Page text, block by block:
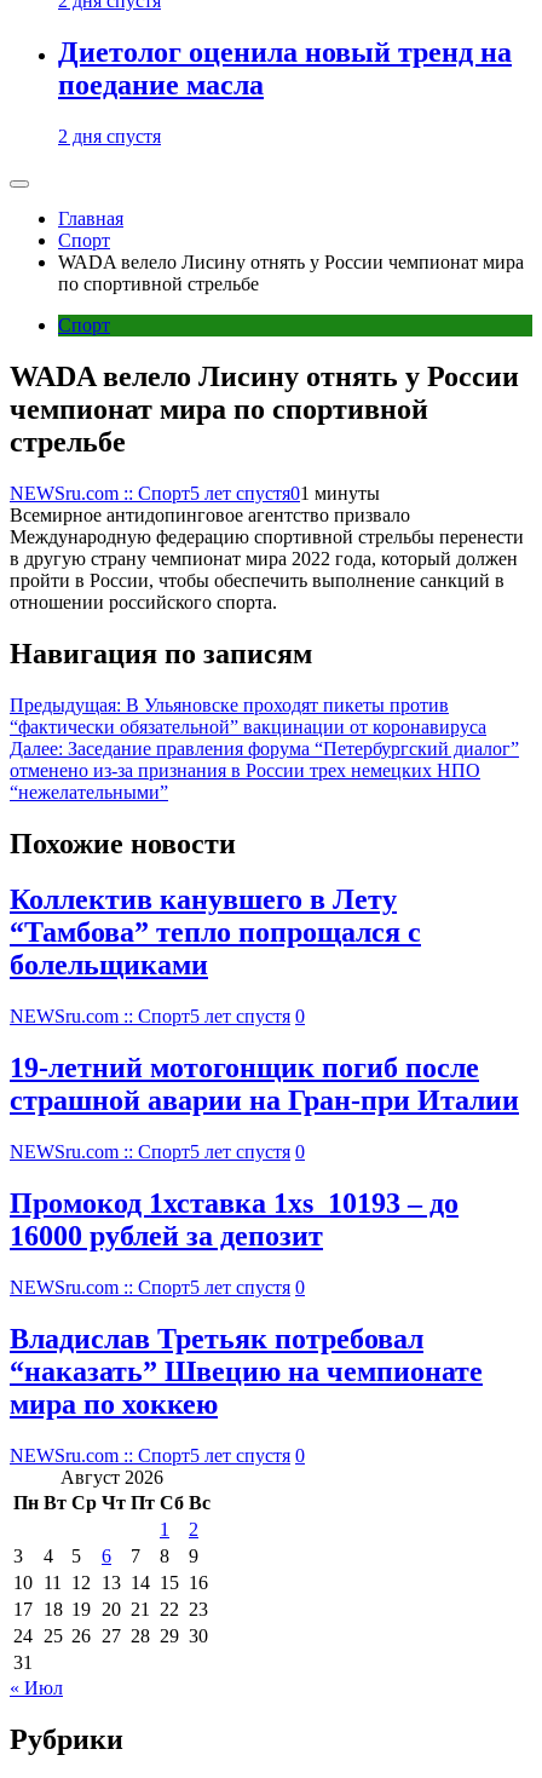
Диетолог оценила новый тренд на
поедание масла
2 дня спустя
Главная
Спорт
WADA велело Лисину отнять у России чемпионат мира
по спортивной стрельбе
Спорт
WADA велело Лисину отнять у России
чемпионат мира по спортивной
стрельбе
NEWSru.com :: Спорт5 лет спустя01 минуты
Всемирное антидопинговое агентство призвало
Международную федерацию спортивной стрельбы перенести
в другую страну чемпионат мира 2022 года, который должен
пройти в России, чтобы обеспечить выполнение санкций в
отношении российского спорта.
Навигация по записям
Предыдущая: В Ульяновске проходят пикеты против
“фактически обязательной” вакцинации от коронавируса
Далее: Заседание правления форума “Петербургский диалог”
отменено из-за признания в России трех немецких НПО
“нежелательными”
Похожие новости
Коллектив канувшего в Лету
“Тамбова” тепло попрощался с
болельщиками
NEWSru.com :: Спорт5 лет спустя 0
19-летний мотогонщик погиб после
страшной аварии на Гран-при Италии
NEWSru.com :: Спорт5 лет спустя 0
Промокод 1хставка 1xs_10193 – до
16000 рублей за депозит
NEWSru.com :: Спорт5 лет спустя 0
Владислав Третьяк потребовал
“наказать” Швецию на чемпионате
мира по хоккею
NEWSru.com :: Спорт5 лет спустя 0
Август 2026
Пн Вт Ср Чт Пт Сб Вс
1
2
3
4 5 6 7 8
9
10 11 12 13 14 15 16
17 18 19 20 21 22 23
24 25 26 27 28 29 30
31
« Июл
Рубрики